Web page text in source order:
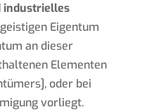
industrielles
Eigentum
an dieser
Elementen
oder bei
vorliegt.